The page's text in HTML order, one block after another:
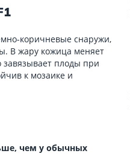
коричневые снаружи,
В жару кожица меняет
плоды при
к мозаике и
чем у обычных